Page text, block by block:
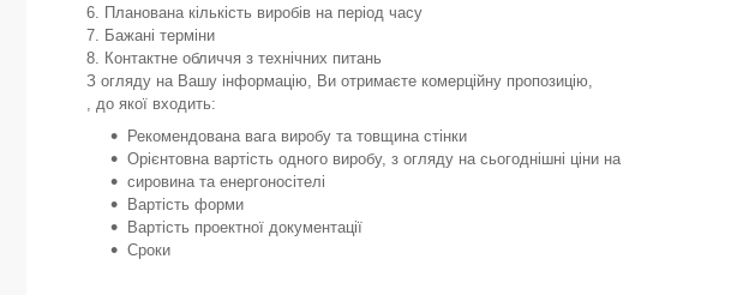
6. Планована кількість виробів на період часу
7. Бажані терміни
8. Контактне обличчя з технічних питань
З огляду на Вашу інформацію, Ви отримаєте комерційну пропозицію,
, до якої входить:
Рекомендована вага виробу та товщина стінки
Орієнтовна вартість одного виробу, з огляду на сьогоднішні ціни на
сировина та енергоносітелі
Вартість форми
Вартість проектної документації
Сроки